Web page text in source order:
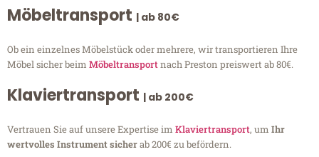
Möbeltransport | ab 80€
Ob ein einzelnes Möbelstück oder mehrere, wir transportieren Ihre
Möbel sicher beim Möbeltransportnach Preston preiswert ab 80€.
Klaviertransport | ab 200€
Vertrauen Sie auf unsere Expertise im Klaviertransport, um Ihr
wertvolles Instrument sicherab 200€ zu befördern.